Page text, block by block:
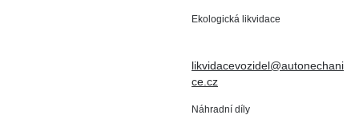
Ekologická likvidace
likvidacevozidel@autonechani
ce.cz
Náhradní díly